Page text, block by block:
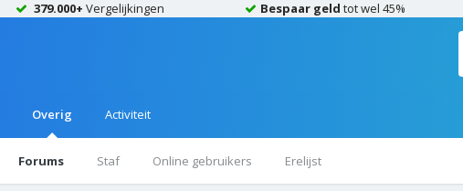
379.000+ Vergelijkingen Bespaar geld tot wel 45%
Overig
Forums Staf Online gebruikers Erelijst
Activiteit